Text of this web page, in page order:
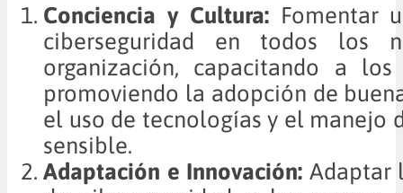
Conciencia y Cultura:Fomentar
ciberseguridad en todos los
organización, capacitando a
promoviendo la adopción de
el uso de tecnologías y el manejo
sensible.
Adaptación e Innovación: Adaptar